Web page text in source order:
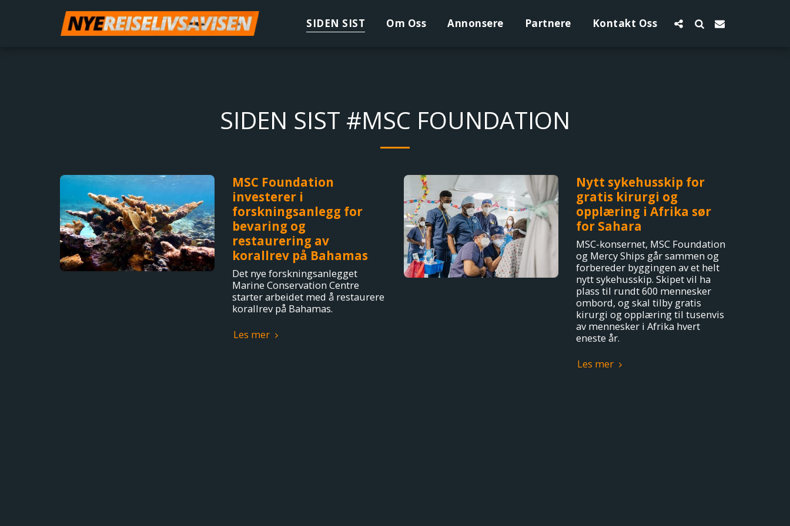
SIDEN SIST Om Oss Annonsere Partnere Kontakt Oss
SIDEN SIST #MSC FOUNDATION
MSC Foundation
investerer i
forskningsanlegg for
bevaring og
restaurering av
korallrev på Bahamas
Det nye forskningsanlegget
Marine Conservation Centre
starter arbeidet med å restaurere
korallrev på Bahamas.
Les mer
Nytt sykehusskip for
gratis kirurgi og
opplæring i Afrika sør
for Sahara
MSC-konsernet, MSC Foundation
og Mercy Ships går sammen og
forbereder byggingen av et helt
nytt sykehusskip. Skipet vil ha
plass til rundt 600 mennesker
ombord, og skal tilby gratis
kirurgi og opplæring til tusenvis
av mennesker i Afrika hvert
eneste år.
Les mer